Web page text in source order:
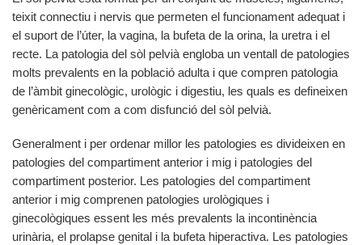
teixit connectiu i nervis que permeten el funcionament adequat i
el suport de l’úter, la vagina, la bufeta de la orina, la uretra i el
recte. La patologia del sòl pelvià engloba un ventall de patologies
molts prevalents en la població adulta i que compren patologia
de l’àmbit ginecològic, urològic i digestiu, les quals es defineixen
genèricament com a com disfunció del sòl pelvià.
Generalment i per ordenar millor les patologies es divideixen en
patologies del compartiment anterior i mig i patologies del
compartiment posterior. Les patologies del compartiment
anterior i mig comprenen patologies urològiques i
ginecològiques essent les més prevalents la incontinència
urinària, el prolapse genital i la bufeta hiperactiva. Les patologies